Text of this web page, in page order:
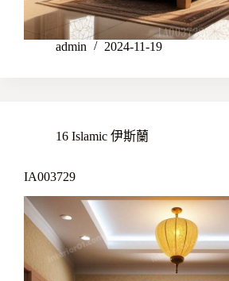
admin 2024-11-19
16 Islamic 伊斯蘭
IA003729